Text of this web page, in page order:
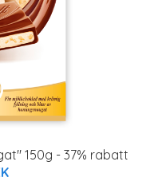
150g - 37% rabatt